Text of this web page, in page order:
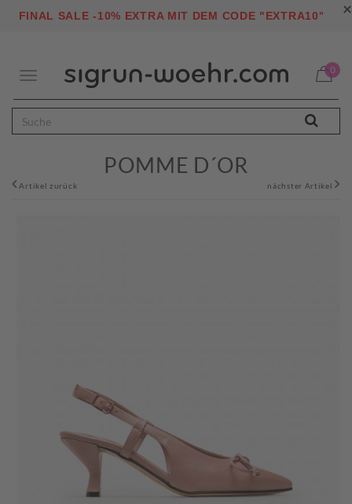
×
FINAL SALE -10% EXTRA MIT DEM CODE "EXTRA10"
Toggle
0
POMME D´OR
Artikel zurück nächster Artikel